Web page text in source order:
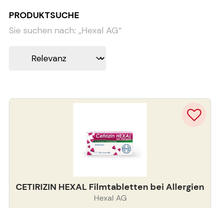
PRODUKTSUCHE
Sie suchen nach: „Hexal AG“
CETIRIZIN HEXAL Filmtabletten bei Allergien
Hexal AG